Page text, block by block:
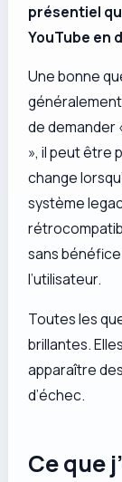
présentiel
YouTube en
Une bonne
de demander
», il peut être
change
système
sans
l’utilisateur.
Toutes les
brillantes.
apparaître
d’échec.
Ce que